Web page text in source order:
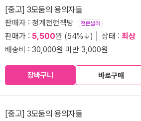
[중고] 3모둠의 용의자들
판매자 : 청계천헌책방 전문셀러
판매가 : 5,500원 (54%↓) │ 상태 : 최상
배송비 : 30,000원 미만 3,000원
장바구니 바로구매
[중고] 3모둠의 용의자들